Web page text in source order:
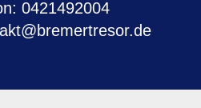
0421492004